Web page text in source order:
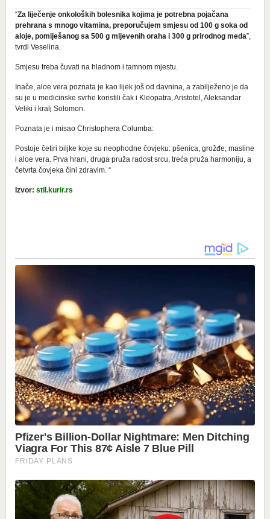
“Za liječenje onkoloških bolesnika kojima je potrebna pojačana
prehrana s mnogo vitamina, preporučujem smjesu od 100 g soka od
aloje, pomiješanog sa 500 g mljevenih oraha i 300 g prirodnog meda”,
tvrdi Veselina.
Smjesu treba čuvati na hladnom i tamnom mjestu.
Inače, aloe vera poznata je kao lijek još od davnina, a zabilježeno je da
su je u medicinske svrhe koristili čak i Kleopatra, Aristotel, Aleksandar
Veliki i kralj Solomon.
Poznata je i misao Christophera Columba:
Postoje četiri biljke koje su neophodne čovjeku: pšenica, grožđe, masline
i aloe vera. Prva hrani, druga pruža radost srcu, treća pruža harmoniju, a
četvrta čovjeka čini zdravim. “
Izvor: stil.kurir.rs